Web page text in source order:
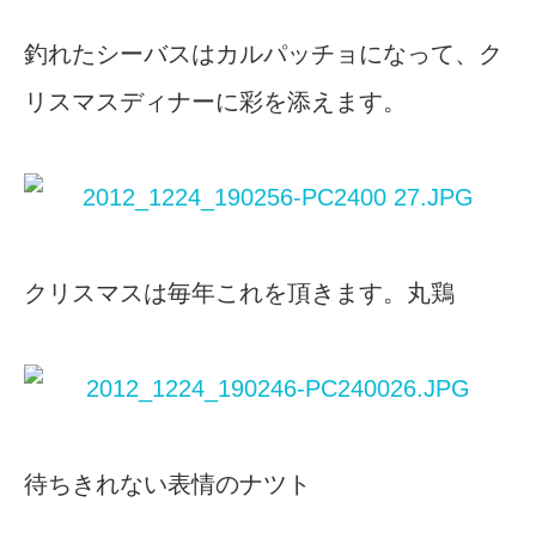
釣れたシーバスはカルパッチョになって、ク
リスマスディナーに彩を添えます。
クリスマスは毎年これを頂きます。丸鶏
待ちきれない表情のナツト